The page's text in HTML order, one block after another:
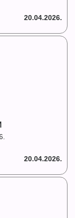
20.04.2026.
20.04.2026.